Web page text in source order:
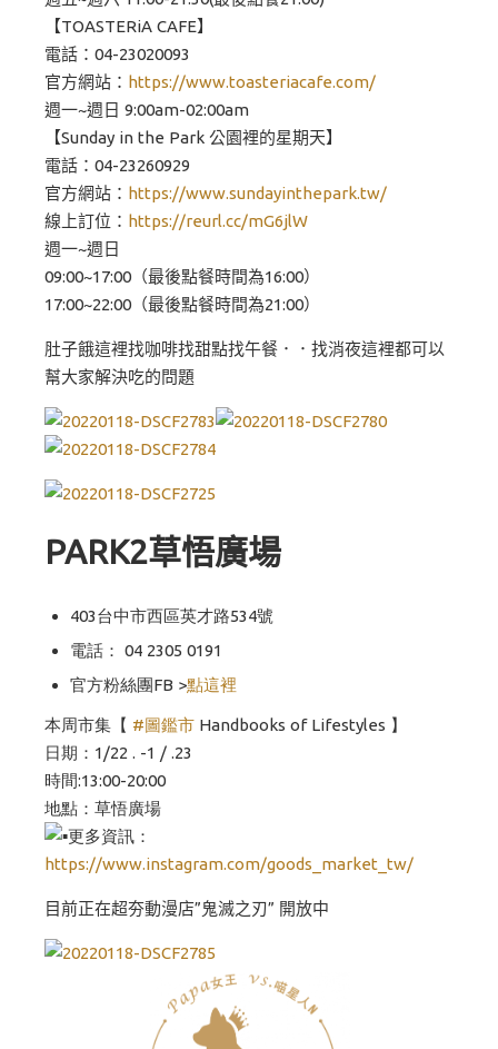
【TOASTERiA CAFE】
電話：04-23020093
官方網站： https://www.toasteriacafe.com/
週一~週日 9:00am-02:00am
【Sunday in the Park 公園裡的星期天】
電話：04-23260929
官方網站： https://www.sundayinthepark.tw/
線上訂位： https://reurl.cc/mG6jlW
週一~週日
09:00~17:00（最後點餐時間為16:00）
17:00~22:00（最後點餐時間為21:00）
肚子餓這裡找咖啡找甜點找午餐．．找消夜這裡都可以
幫大家解決吃的問題
PARK2草悟廣場
403台中市西區英才路534號
電話： 04 2305 0191
官方粉絲團FB >點這裡
本周市集【 #圖鑑市 Handbooks of Lifestyles 】
日期：1/22 . -1 / .23
時間:13:00-20:00
地點：草悟廣場
更多資訊：
https://www.instagram.com/goods_market_tw/
目前正在超夯動漫店”鬼滅之刃” 開放中